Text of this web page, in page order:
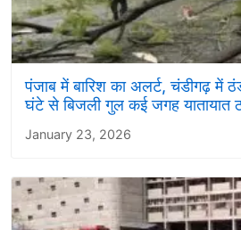
पंजाब में बारिश का अलर्ट, चंडीगढ़ में
घंटे से बिजली गुल कई जगह यातायात
January 23, 2026